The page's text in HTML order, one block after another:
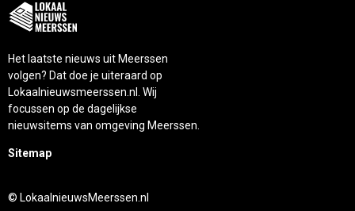
Het laatste nieuws uit Meerssen
volgen? Dat doe je uiteraard op
Lokaalnieuwsmeerssen.nl. Wij
focussen op de dagelijkse
nieuwsitems van omgeving Meerssen.
Sitemap
© LokaalnieuwsMeerssen.nl